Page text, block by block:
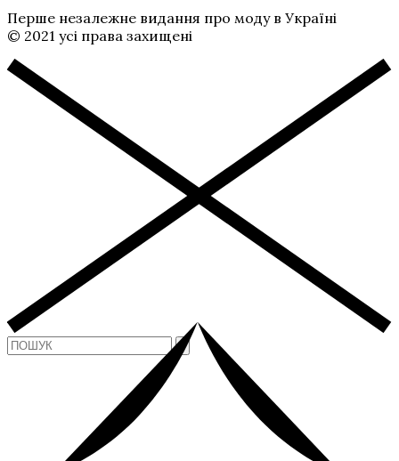
Перше незалежне видання про моду в Україні
© 2021 усі права захищені